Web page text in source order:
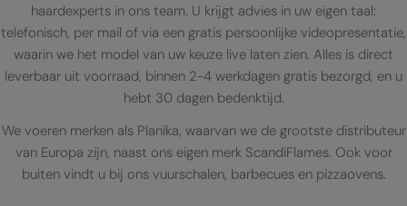
haardexperts in ons team. U krijgt advies in uw eigen taal:
telefonisch, per mail of via een gratis persoonlijke videopresentatie,
waarin we het model van uw keuze live laten zien. Alles is direct
leverbaar uit voorraad, binnen 2-4 werkdagen gratis bezorgd, en u
hebt 30 dagen bedenktijd.
We voeren merken als Planika, waarvan we de grootste distributeur
van Europa zijn, naast ons eigen merk ScandiFlames. Ook voor
buiten vindt u bij ons vuurschalen, barbecues en pizzaovens.